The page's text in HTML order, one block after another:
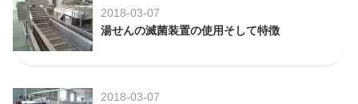
2018-03-07
湯せんの滅菌装置の使用そして特徴
2018-03-07